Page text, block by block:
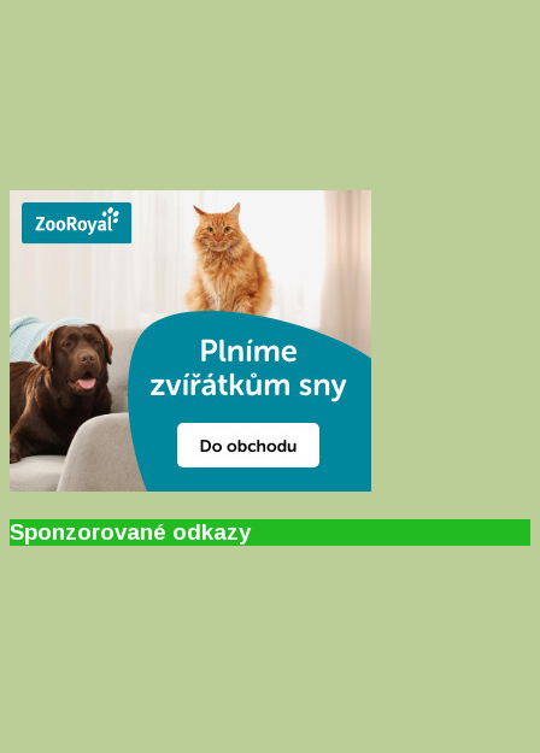
Sponzorované odkazy